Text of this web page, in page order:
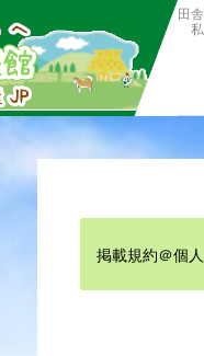
田
私
掲載規約＠個人